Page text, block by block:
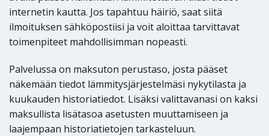
internetin kautta. Jos tapahtuu häiriö, saat siitä
ilmoituksen sähköpostiisi ja voit aloittaa tarvittavat
toimenpiteet mahdollisimman nopeasti.
Palvelussa on maksuton perustaso, josta pääset
näkemään tiedot lämmitysjärjestelmäsi nykytilasta ja
kuukauden historiatiedot. Lisäksi valittavanasi on kaksi
maksullista lisätasoa asetusten muuttamiseen ja
laajempaan historiatietojen tarkasteluun.